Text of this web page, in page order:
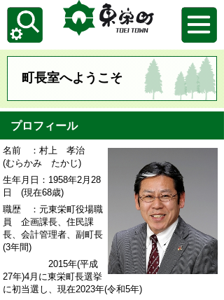
町長室へようこそ
プロフィール
名前 ：村上 孝治
(むらかみ たかじ)
生年月日：1958年2月28
日 (現在68歳)
職歴 ：元東栄町役場職
員 企画課長、住民課
長、会計管理者、副町長
(3年間)
2015年(平成
27年)4月に東栄町長選挙
に初当選し、現在2023年(令和5年)